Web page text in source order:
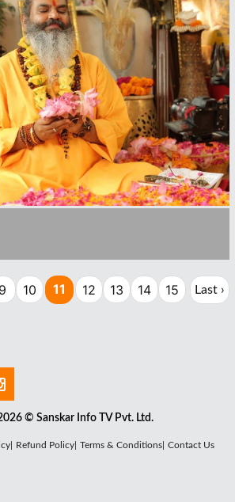
9 10 11 12 13 14 15 Last ›
© Sanskar Info TV Pvt. Ltd.
Refund Policy| Terms & Conditions| Contact Us